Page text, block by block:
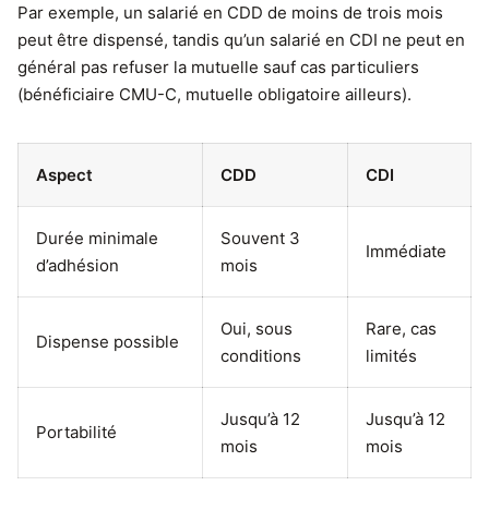
Par exemple, un salarié en CDD de moins de trois mois
peut être dispensé, tandis qu’un salarié en CDI ne peut en
général pas refuser la mutuelle sauf cas particuliers
(bénéficiaire CMU-C, mutuelle obligatoire ailleurs).
Aspect CDD CDI
Durée minimale
d’adhésion
Souvent 3
mois
Immédiate
Dispense possible
Oui, sous
conditions
Rare, cas
limités
Portabilité
Jusqu’à 12
mois
Jusqu’à 12
mois